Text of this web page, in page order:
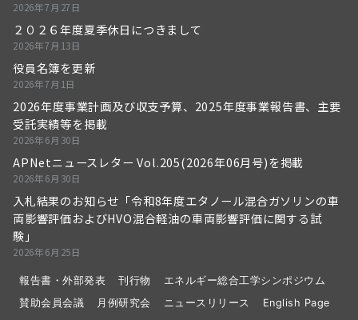
2026年7月27日
２０２６年度夏季休日につきまして
2026年7月13日
役員名簿を更新
2026年7月1日
2026年度事業計画及び収支予算、2025年度事業報告書、主要
受託実績等を掲載
2026年6月30日
APNetニュースレター Vol.205(2026年06月号)を掲載
2026年6月30日
入札結果のお知らせ「令和8年度エタノール混合ガソリンの車
両影響評価およびHVO混合軽油の車両影響評価に関する試
験」
2026年6月25日
報告書・外部発表 刊行物
エネルギー総合工学シンポジウム
賛助会員会議
月例研究会 ニュースリリース
English Page